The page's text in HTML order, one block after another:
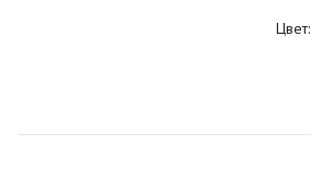
Цвет: